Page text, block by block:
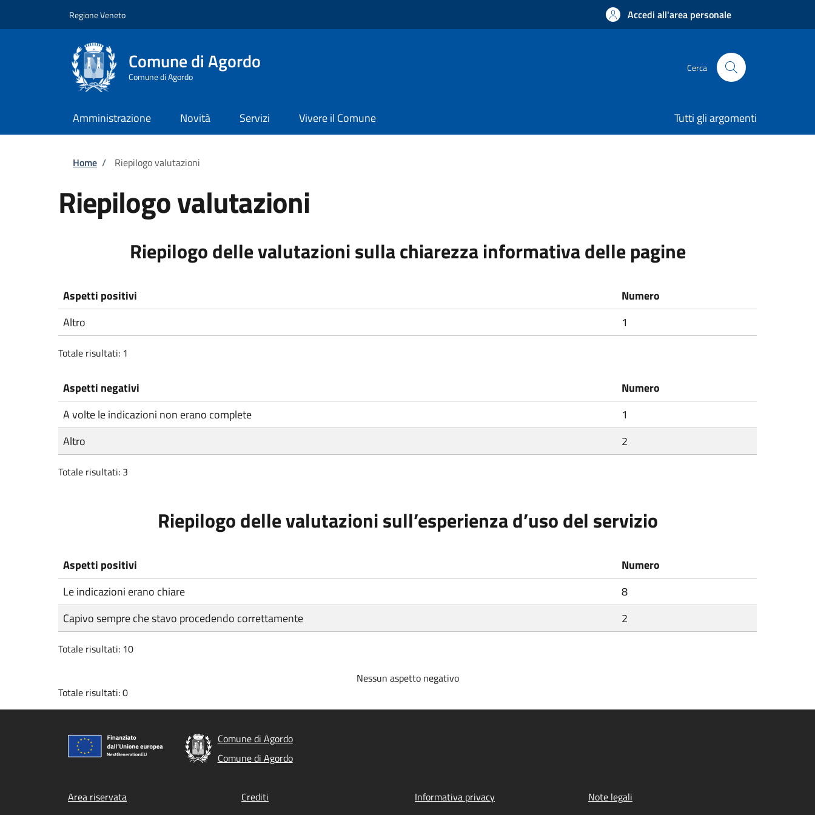
Regione Veneto Accedi all'area personale
Comune di Agordo
Comune di Agordo
Cerca
Amministrazione Novità Servizi Vivere il Comune Tutti gli argomenti
Briciole di pane
Home / Riepilogo valutazioni
Riepilogo valutazioni
Riepilogo delle valutazioni sulla chiarezza informativa delle pagine
Aspetti positivi
Numero
Altro
1
Totale risultati: 1
Aspetti negativi
Numero
A volte le indicazioni non erano complete
1
Altro
2
Totale risultati: 3
Riepilogo delle valutazioni sull’esperienza d’uso del servizio
Aspetti positivi
Numero
Le indicazioni erano chiare
8
Capivo sempre che stavo procedendo correttamente
2
Totale risultati: 10
Nessun aspetto negativo
Totale risultati: 0
Comune di Agordo
Comune di Agordo
Footer menu
Area riservata Crediti Informativa privacy
Note legali